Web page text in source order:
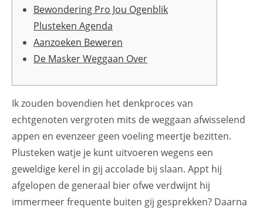
Bewondering Pro Jou Ogenblik
Plusteken Agenda
Aanzoeken Beweren
De Masker Weggaan Over
Ik zouden bovendien het denkproces van
echtgenoten vergroten mits de weggaan afwisselend
appen en evenzeer geen voeling meertje bezitten.
Plusteken watje je kunt uitvoeren wegens een
geweldige kerel in gij accolade bij slaan. Appt hij
afgelopen de generaal bier ofwe verdwijnt hij
immermeer frequente buiten gij gesprekken? Daarna